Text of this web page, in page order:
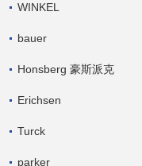
WINKEL
bauer
Honsberg 豪斯派克
Erichsen
Turck
parker